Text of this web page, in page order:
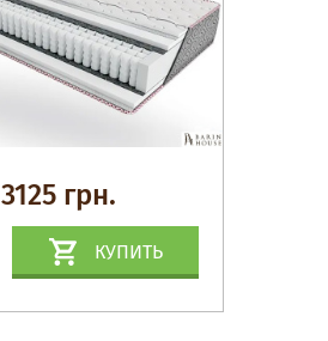
3125 грн.
КУПИТЬ